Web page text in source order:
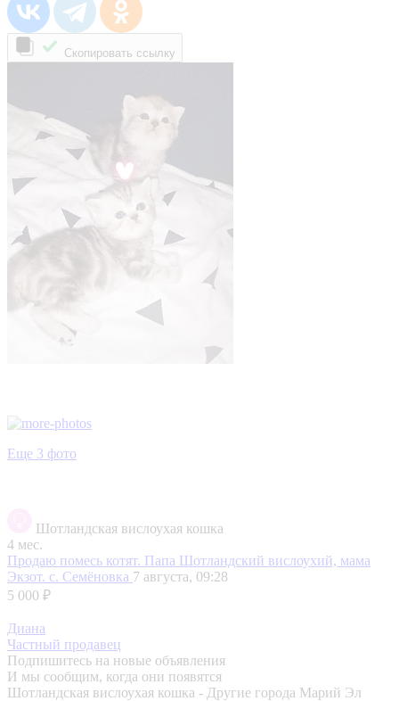
Скопировать ссылку
Еще 3 фото
Шотландская вислоухая кошка
4 мес.
Продаю помесь котят. Папа Шотландский вислоухий, мама
Экзот. с. Семёновка 7 августа, 09:28
5 000 ₽
Диана
Частный продавец
Подпишитесь на новые объявления
И мы сообщим, когда они появятся
Шотландская вислоухая кошка - Другие города Марий Эл